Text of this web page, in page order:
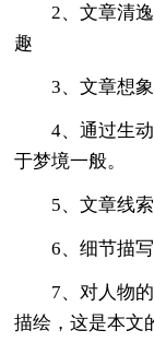
2、文章清
趣
3、文章想
4、通过生
于梦境一般。
5、文章线
6、细节描
7、对人物
描绘，这是本文